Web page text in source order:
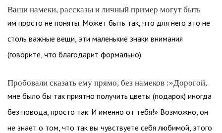
Ваши намеки, рассказы и личный пример могут быть
им просто не поняты. Может быть так, что для него это не
столь важные вещи, эти маленькие знаки внимания
(говорите, что благодарит формально).
Пробовали сказать ему прямо, без намеков :»Дорогой,
мне было бы так приятно получить цветы (подарок) иногда
без повода, просто так. И именно от тебя!» Возможно, он
не знает о том, что так вы чувствуете себя любимой, этого